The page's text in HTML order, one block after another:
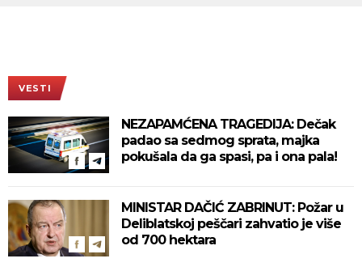
VESTI
NEZAPAMĆENA TRAGEDIJA: Dečak
padao sa sedmog sprata, majka
pokušala da ga spasi, pa i ona pala!
MINISTAR DAČIĆ ZABRINUT: Požar u
Deliblatskoj peščari zahvatio je više
od 700 hektara